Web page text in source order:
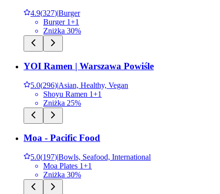
4.9(327)|Burger
Burger 1+1
Zniżka 30%
YOI Ramen | Warszawa Powiśle
5.0(296)|Asian, Healthy, Vegan
Shoyu Ramen 1+1
Zniżka 25%
Moa - Pacific Food
5.0(197)|Bowls, Seafood, International
Moa Plates 1+1
Zniżka 30%